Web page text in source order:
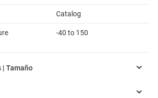
Catalog
-40 to 150